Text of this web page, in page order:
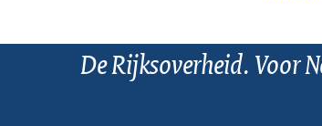
De Rijksoverheid. Voor